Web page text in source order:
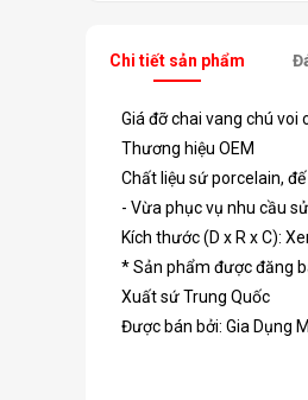
Chi tiết sản phẩm
Giá đỡ chai vang chú voi
Thương hiệu OEM
Chất liệu sứ porcelain,
- Vừa phục vụ nhu cầu
Kích thước (D x R x C):
* Sản phẩm được đăng
Xuất sứ Trung Quốc
Được bán bởi: Gia Dụng